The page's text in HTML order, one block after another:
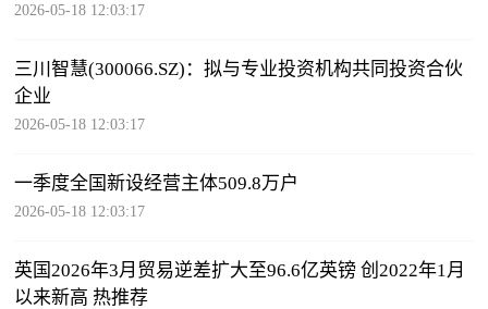
2026-05-18 12:03:17
三川智慧(300066.SZ)：拟与专业投资机构共同投资合伙
企业
2026-05-18 12:03:17
一季度全国新设经营主体509.8万户
2026-05-18 12:03:17
英国2026年3月贸易逆差扩大至96.6亿英镑 创2022年1月
以来新高 热推荐